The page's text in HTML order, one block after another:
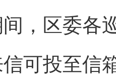
区委各巡
可投至信